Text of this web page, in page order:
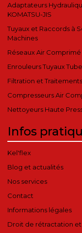
Adaptateurs
KOMATSU-JIS
Tuyaux et Raccords à
Machines
Réseaux Air Comprimé
Enrouleurs Tuyaux
Filtration et
Compresseurs Air
Nettoyeurs Haute
Infos
Kel'flex
Blog et actualités
Nos services
Contact
Informations légales
Droit de rétractation et